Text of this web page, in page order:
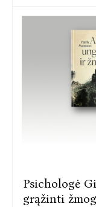
Psichologė
grąžinti